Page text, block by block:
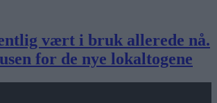
vært i bruk allerede nå.
for de nye lokaltogene